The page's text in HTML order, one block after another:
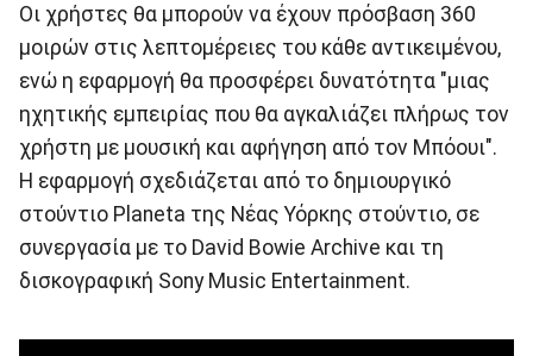
Οι χρήστες θα μπορούν να έχουν πρόσβαση 360
μοιρών στις λεπτομέρειες του κάθε αντικειμένου,
ενώ η εφαρμογή θα προσφέρει δυνατότητα "μιας
ηχητικής εμπειρίας που θα αγκαλιάζει πλήρως τον
χρήστη με μουσική και αφήγηση από τον Μπόουι".
Η εφαρμογή σχεδιάζεται από το δημιουργικό
στούντιο Planeta της Νέας Υόρκης στούντιο, σε
συνεργασία με το David Bowie Archive και τη
δισκογραφική Sony Music Entertainment.